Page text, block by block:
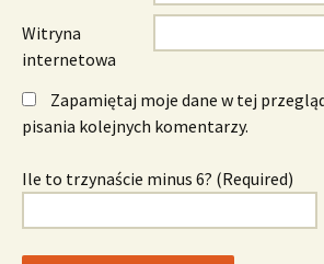
Witryna
internetowa
Zapamiętaj moje dane w tej
pisania kolejnych komentarzy.
Ile to trzynaście minus 6? (Required)